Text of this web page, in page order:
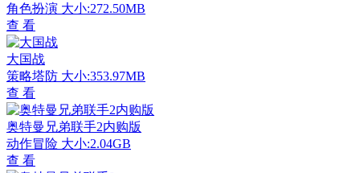
角色扮演 大小:272.50MB
查 看
大国战
策略塔防 大小:353.97MB
查 看
奥特曼兄弟联手2内购版
动作冒险 大小:2.04GB
查 看